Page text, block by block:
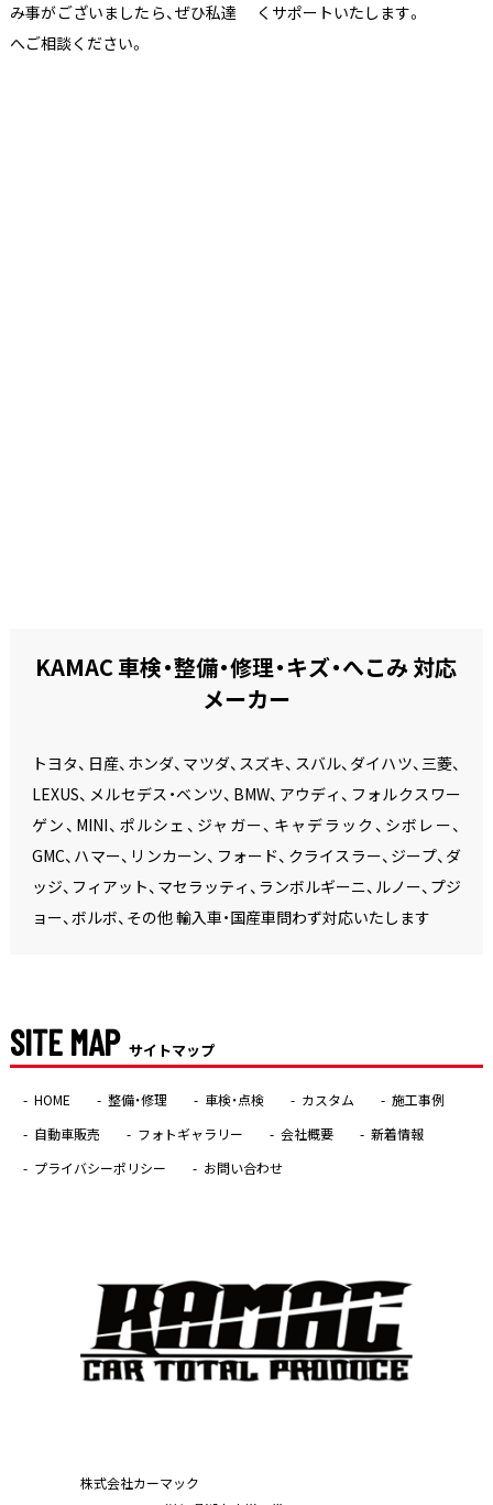
み事がございましたら、ぜひ私達
へご相談ください。
くサポートいたします。
KAMAC 車検・整備・修理・キズ・へこみ 対応
メーカー
トヨタ、日産、ホンダ、マツダ、スズキ、スバル、ダイハツ、三菱、
LEXUS、メルセデス・ベンツ、BMW、アウディ、フォルクスワー
ゲン、MINI、ポルシェ、ジャガー、キャデラック、シボレー、
GMC、ハマー、リンカーン、フォード、クライスラー、ジープ、ダ
ッジ、フィアット、マセラッティ、ランボルギーニ、ルノー、プジ
ョー、ボルボ、その他 輸入車・国産車問わず対応いたします
SITE MAP サイトマップ
HOME 整備・修理 車検・点検 カスタム
施工事例
自動車販売
フォトギャラリー 会社概要
新着情報
プライバシーポリシー
お問い合わせ
株式会社カーマック